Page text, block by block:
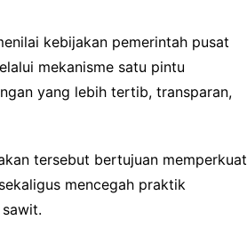
kebijakan pemerintah pusat
mekanisme satu pintu
yang lebih tertib, transparan,
tersebut bertujuan memperkuat
mencegah praktik